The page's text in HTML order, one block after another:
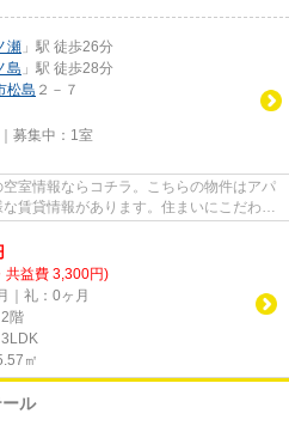
瀬 」駅 徒歩26分
島 」駅 徒歩28分
松島 ２－７
募集中： 1室
情報ならコチラ。こちらの物件はアパ
賃貸情報があります。住まいにこだわり
共益費 3,300円)
｜礼：0ヶ月
階
㎡
ル